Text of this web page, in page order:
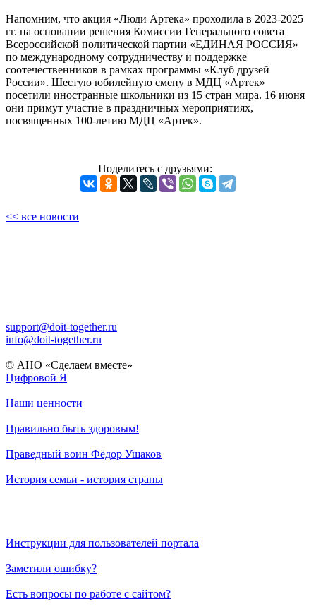
Напомним, что акция «Люди Артека» проходила в 2023-2025
гг. на основании решения Комиссии Генерального совета
Всероссийской политической партии «ЕДИНАЯ РОССИЯ»
по международному сотрудничеству и поддержке
соотечественников в рамках программы «Клуб друзей
России». Шестую юбилейную смену в МДЦ «Артек»
посетили иностранные школьники из 15 стран мира. 16 июня
они примут участие в праздничных мероприятиях,
посвященных 100-летию МДЦ «Артек».
Поделитесь с друзьями:
<< все новости
support@doit-together.ru
info@doit-together.ru
© АНО «Сделаем вместе»
Цифровой Я
Наши ценности
Правильно быть здоровым!
Праведный воин Фёдор Ушаков
История семьи - история страны
Инструкции для пользователей портала
Заметили ошибку?
Есть вопросы по работе с сайтом?